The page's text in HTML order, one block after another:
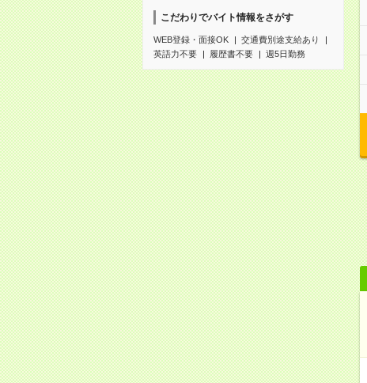
こだわりでバイト情報をさがす
WEB登録・面接OK
交通費別途支給あり
英語力不要
履歴書不要 週5日勤務